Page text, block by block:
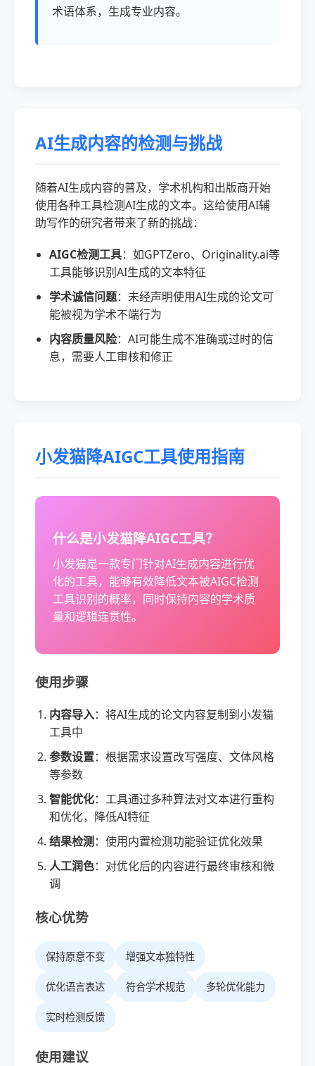
术语体系，生成专业内容。
AI生成内容的检测与挑战
随着AI生成内容的普及，学术机构和出版商开始
使用各种工具检测AI生成的文本。这给使用AI辅
助写作的研究者带来了新的挑战：
AIGC检测工具：如GPTZero、Originality.ai等
工具能够识别AI生成的文本特征
学术诚信问题：未经声明使用AI生成的论文可
能被视为学术不端行为
内容质量风险：AI可能生成不准确或过时的信
息，需要人工审核和修正
小发猫降AIGC工具使用指南
什么是小发猫降AIGC工具？
小发猫是一款专门针对AI生成内容进行优
化的工具，能够有效降低文本被AIGC检测
工具识别的概率，同时保持内容的学术质
量和逻辑连贯性。
使用步骤
内容导入：将AI生成的论文内容复制到小发猫
工具中
参数设置：根据需求设置改写强度、文体风格
等参数
智能优化：工具通过多种算法对文本进行重构
和优化，降低AI特征
结果检测 ：使用内置检测功能验证优化效果
人工润色：对优化后的内容进行最终审核和微
调
核心优势
保持原意不变 增强文本独特性
优化语言表达 符合学术规范 多轮优化能力
实时检测反馈
使用建议